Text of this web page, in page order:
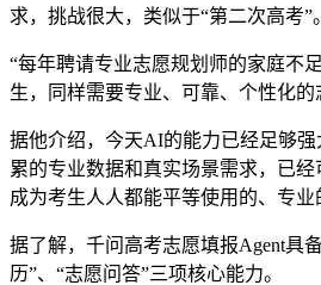
求，挑战很大，类似于“第二次高考”。
“每年聘请专业志愿规划师的家庭不
生，同样需要专业、可靠、个性化的
据他介绍，今天AI的能力已经足够
累的专业数据和真实场景需求，已
成为考生人人都能平等使用的、专业
据了解，千问高考志愿填报Agent具
历”、“志愿问答”三项核心能力。